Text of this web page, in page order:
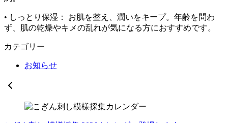
• しっとり保湿： お肌を整え、潤いをキープ。年齢を問わ
ず、肌の乾燥やキメの乱れが気になる方におすすめです。
カテゴリー
お知らせ